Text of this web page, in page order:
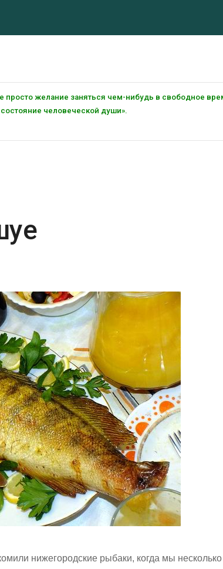
просто желание заняться чем-нибудь в свободное
человеческой души».
нижегородские рыбаки, когда мы